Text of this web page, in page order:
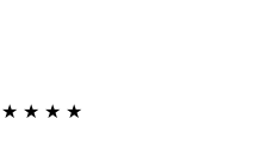
★ ★ ★ ★